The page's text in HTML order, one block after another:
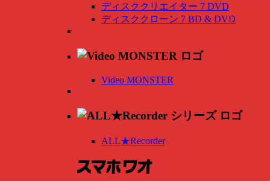
ディスククリエイター 7 DVD
ディスククローン 7 BD & DVD
Video MONSTER
ALL★Recorder